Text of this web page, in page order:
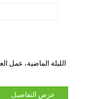
الليلة الماضية، عمل
عرض التفاصيل